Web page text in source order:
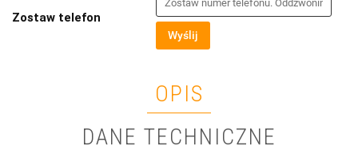
Zostaw telefon
Wyślij
OPIS
DANE TECHNICZNE